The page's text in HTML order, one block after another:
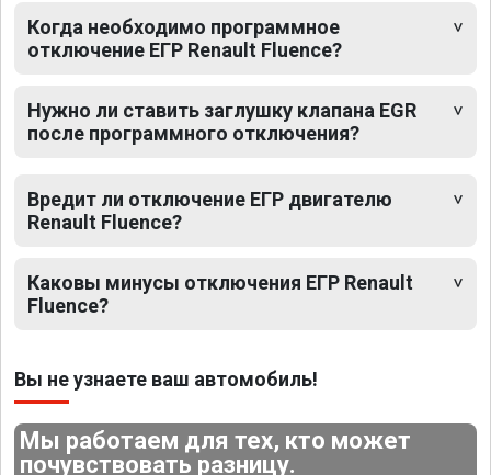
Когда необходимо программное
отключение ЕГР Renault Fluence?
Нужно ли ставить заглушку клапана EGR
после программного отключения?
Вредит ли отключение ЕГР двигателю
Renault Fluence?
Каковы минусы отключения ЕГР Renault
Fluence?
Вы не узнаете ваш автомобиль!
Мы работаем для тех, кто может
почувствовать разницу.